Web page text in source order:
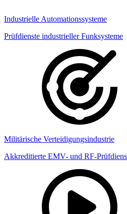
Industrielle Automationssysteme
Prüfdienste industrieller Funksysteme
Militärische Verteidigungsindustrie
Akkreditierte EMV- und RF-